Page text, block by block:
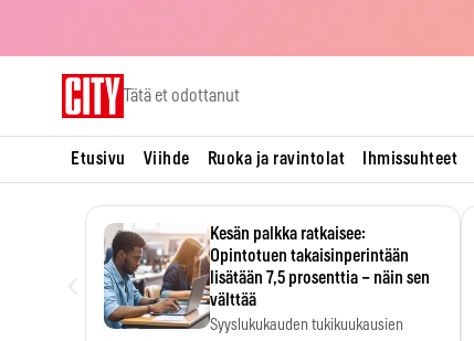
Tätä et odottanut
Etusivu Viihde Ruoka ja ravintolat Ihmissuhteet
Kesän palkka ratkaisee:
Opintotuen takaisinperintään
lisätään 7,5 prosenttia – näin sen
välttää
Syyslukukauden tukikuukausien